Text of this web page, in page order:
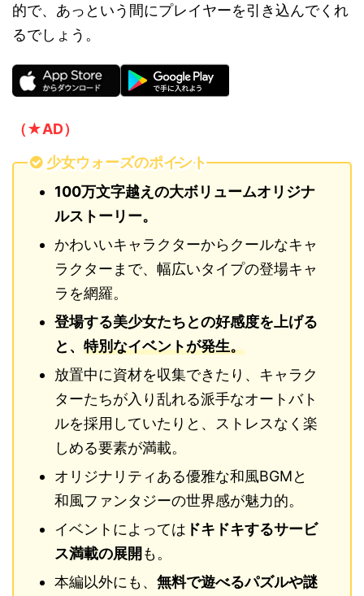
的で、あっという間にプレイヤーを引き込んでくれ
るでしょう。
（★AD）
少女ウォーズのポイント
100万文字越えの大ボリュームオリジナ
ルストーリー。
かわいいキャラクターからクールなキャ
ラクターまで、幅広いタイプの登場キャ
ラを網羅。
登場する美少女たちとの好感度を上げる
と、 特別なイベントが発生。
放置中に資材を収集できたり、キャラク
ターたちが入り乱れる派手なオートバト
ルを採用していたりと、ストレスなく楽
しめる要素が満載。
オリジナリティある優雅な和風BGMと
和風ファンタジーの世界感が魅力的。
イベントによっては ドキドキするサービ
ス満載の展開 も。
本編以外にも、 無料で遊べるパズルや謎